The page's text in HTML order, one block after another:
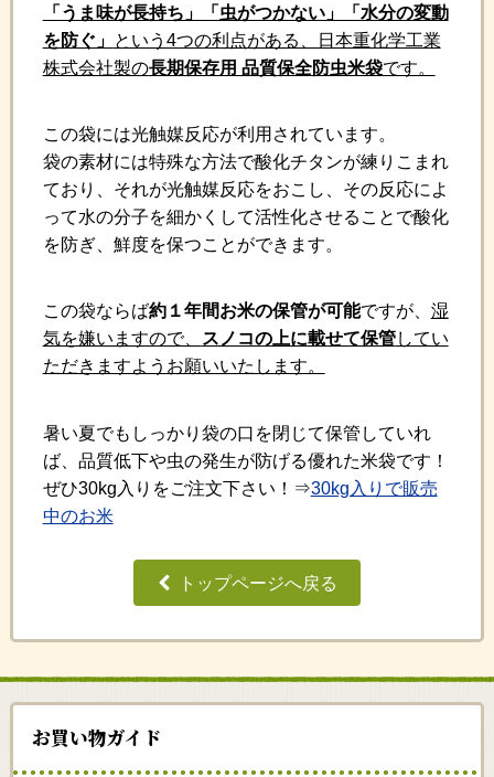
「うま味が長持ち」「虫がつかない」「水分の変動
を防ぐ」 という4つの利点がある、日本重化学工業
株式会社製の長期保存用 品質保全防虫米袋です。
この袋には光触媒反応が利用されています。
袋の素材には特殊な方法で酸化チタンが練りこまれ
ており、それが光触媒反応をおこし、その反応によ
って水の分子を細かくして活性化させることで酸化
を防ぎ、鮮度を保つことができます。
この袋ならば約１年間お米の保管が可能ですが、 湿
気を嫌いますので、
スノコの上に載せて保管してい
ただきますようお願いいたします。
暑い夏でもしっかり袋の口を閉じて保管していれ
ば、品質低下や虫の発生が防げる優れた米袋です！
ぜひ30kg入りをご注文下さい！⇒30kg入りで販売
中のお米
トップページへ戻る
お買い物ガイド